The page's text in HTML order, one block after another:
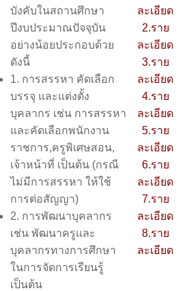
บังคับในสถานศึกษา
ปีงบประมาณปัจจุบัน
อย่างน้อยประกอบด้วย
ดังนี้
1. การสรรหา คัดเลือก
บรรจุ และแต่งตั้ง
บุคลากร เช่น การสรรหา
และคัดเลือกพนักงาน
ราชการ,ครูพิเศษสอน,
เจ้าหน้าที่ เป็นต้น (กรณี
ไม่มีการสรรหา ให้ใช้
การต่อสัญญา)
2. การพัฒนาบุคลากร
เช่น พัฒนาครูและ
บุคลากรทางการศึกษา
ในการจัดการเรียนรู้
เป็นต้น
ละเอียด
2.ราย
ละเอียด
3.ราย
ละเอียด
4.ราย
ละเอียด
5.ราย
ละเอียด
6.ราย
ละเอียด
7.ราย
ละเอียด
8.ราย
ละเอียด